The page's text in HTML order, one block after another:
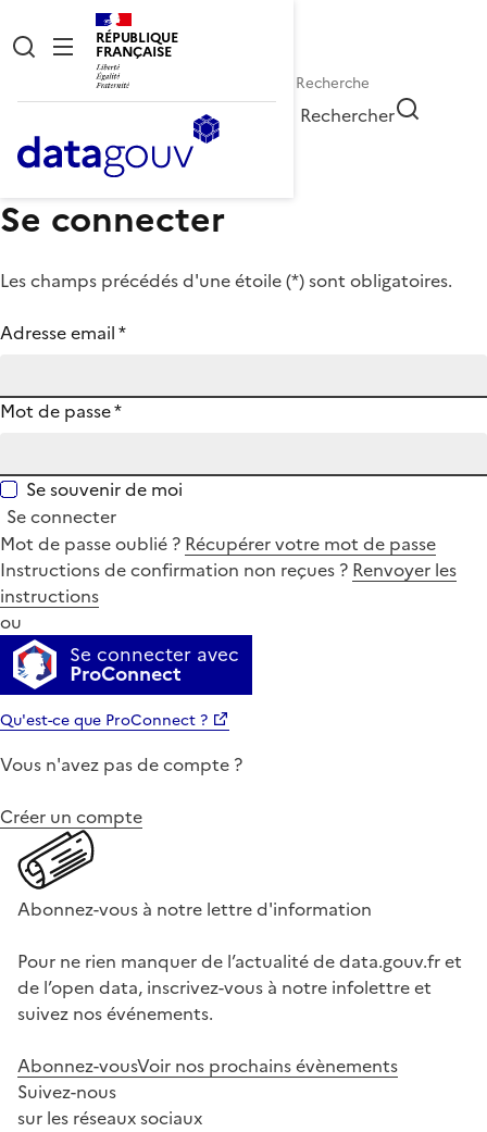
RÉPUBLIQUE
FRANÇAISE
Rechercher
Se connecter
Les champs précédés d'une étoile (*) sont obligatoires.
Adresse email*
Mot de passe*
Se souvenir de moi
Se connecter
Mot de passe oublié ? Récupérer votre mot de passe
Instructions de confirmation non reçues ? Renvoyer les
instructions
ou
Se connecter avec
ProConnect
Qu'est-ce que ProConnect ?
Vous n'avez pas de compte ?
Créer un compte
Abonnez-vous à notre lettre d'information
Pour ne rien manquer de l’actualité de data.gouv.fr et
de l’open data, inscrivez-vous à notre infolettre et
suivez nos événements.
Abonnez-vousVoir nos prochains évènements
Suivez-nous
sur les réseaux sociaux